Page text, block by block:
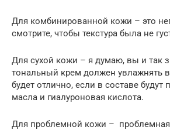
Для комбинированной кожи – это
смотрите, чтобы текстура была не
Для сухой кожи – я думаю, вы и так
тональный крем должен увлажнять
будет отлично, если в составе будут
масла и гиалуроновая кислота.
Для проблемной кожи –